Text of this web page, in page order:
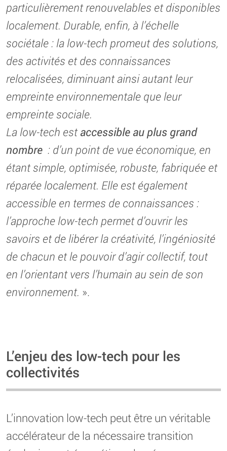
particulièrement renouvelables et disponibles
localement. Durable, enfin, à l’échelle
sociétale : la low-tech promeut des solutions,
des activités et des connaissances
relocalisées, diminuant ainsi autant leur
empreinte environnementale que leur
empreinte sociale.
La low-tech estaccessible au plus grand
nombre : d’un point de vue économique, en
étant simple, optimisée, robuste, fabriquée et
réparée localement. Elle est également
accessible en termes de connaissances :
l’approche low-tech permet d’ouvrir les
savoirs et de libérer la créativité, l’ingéniosité
de chacun et le pouvoir d’agir collectif, tout
en l’orientant vers l’humain au sein de son
environnement. ».
L’enjeu des low-tech pour les
collectivités
L’innovation low-tech peut être un véritable
accélérateur de la nécessaire transition